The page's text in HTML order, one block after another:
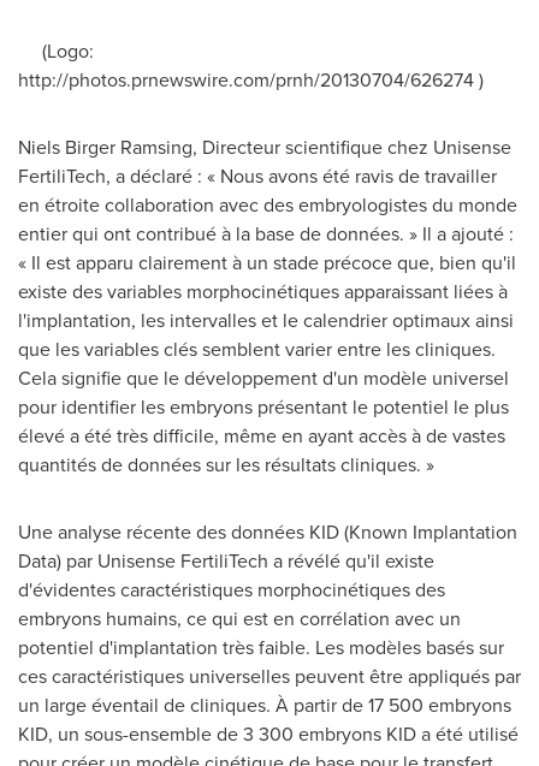
(Logo:
http://photos.prnewswire.com/prnh/20130704/626274 )
Niels Birger Ramsing, Directeur scientifique chez Unisense
FertiliTech, a déclaré : « Nous avons été ravis de travailler
en étroite collaboration avec des embryologistes du monde
entier qui ont contribué à la base de données. » Il a ajouté :
« Il est apparu clairement à un stade précoce que, bien qu'il
existe des variables morphocinétiques apparaissant liées à
l'implantation, les intervalles et le calendrier optimaux ainsi
que les variables clés semblent varier entre les cliniques.
Cela signifie que le développement d'un modèle universel
pour identifier les embryons présentant le potentiel le plus
élevé a été très difficile, même en ayant accès à de vastes
quantités de données sur les résultats cliniques. »
Une analyse récente des données KID (Known Implantation
Data) par Unisense FertiliTech a révélé qu'il existe
d'évidentes caractéristiques morphocinétiques des
embryons humains, ce qui est en corrélation avec un
potentiel d'implantation très faible. Les modèles basés sur
ces caractéristiques universelles peuvent être appliqués par
un large éventail de cliniques. À partir de 17 500 embryons
KID, un sous-ensemble de 3 300 embryons KID a été utilisé